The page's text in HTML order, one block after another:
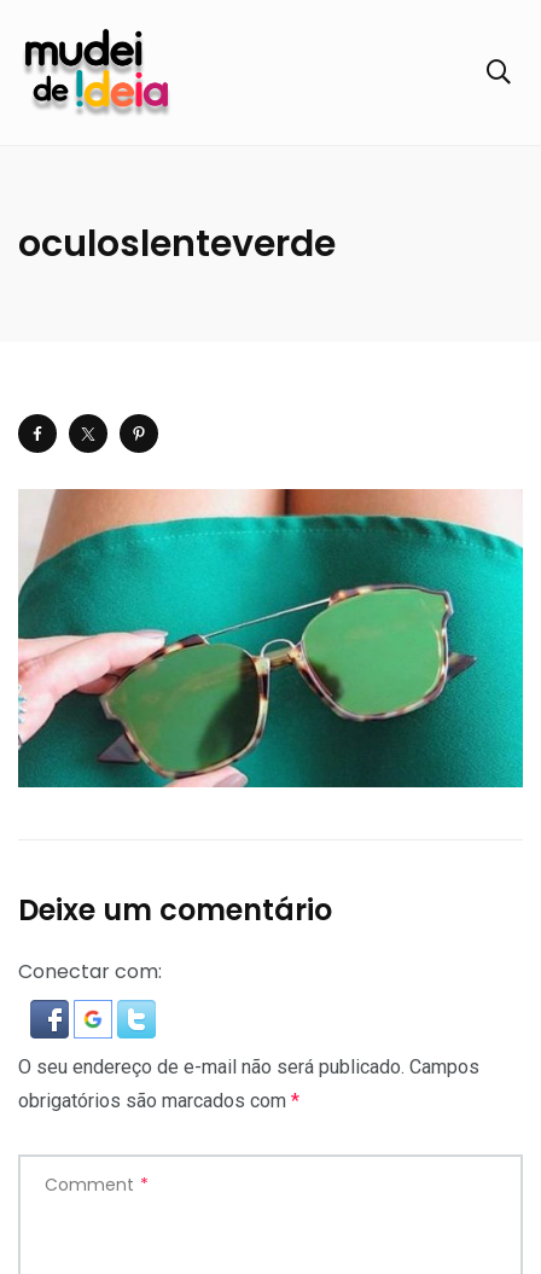
oculoslenteverde
Deixe um comentário
Conectar com:
O seu endereço de e-mail não será publicado. Campos
obrigatórios são marcados com *
Comment *